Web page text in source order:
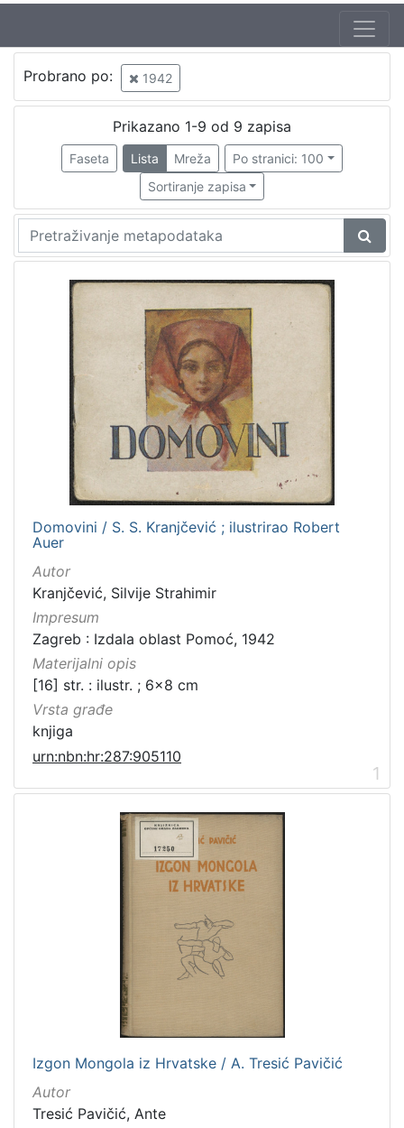
Probrano po: 1942
Prikazano 1-9 od 9 zapisa
Faseta Lista Mreža
Po stranici: 100
Sortiranje zapisa
Domovini / S. S. Kranjčević ; ilustrirao Robert
Auer
Autor
Kranjčević, Silvije Strahimir
Impresum
Zagreb : Izdala oblast Pomoć, 1942
Materijalni opis
[16] str. : ilustr. ; 6x8 cm
Vrsta građe
knjiga
urn:nbn:hr:287:905110
1
Izgon Mongola iz Hrvatske / A. Tresić Pavičić
Autor
Tresić Pavičić, Ante